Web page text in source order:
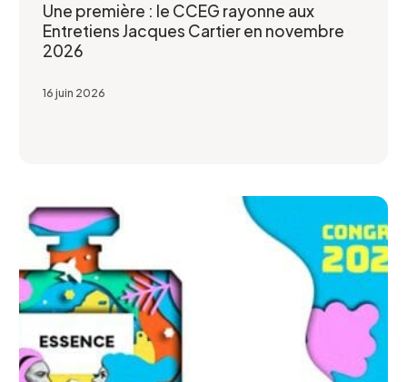
Une première : le CCEG rayonne aux
Entretiens Jacques Cartier en novembre
2026
16 juin 2026